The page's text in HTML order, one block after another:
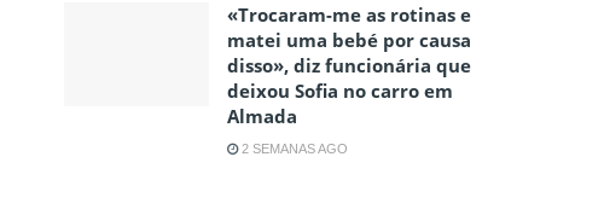
«Trocaram-me as rotinas e
matei uma bebé por causa
disso», diz funcionária que
deixou Sofia no carro em
Almada
2 SEMANAS AGO